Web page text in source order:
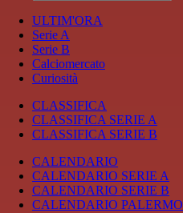
ULTIM'ORA
Serie A
Serie B
Calciomercato
Curiosità
CLASSIFICA
CLASSIFICA SERIE A
CLASSIFICA SERIE B
CALENDARIO
CALENDARIO SERIE A
CALENDARIO SERIE B
CALENDARIO PALERMO